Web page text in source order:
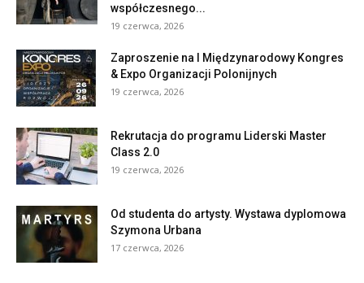
współczesnego...
19 czerwca, 2026
Zaproszenie na I Międzynarodowy Kongres
& Expo Organizacji Polonijnych
19 czerwca, 2026
Rekrutacja do programu Liderski Master
Class 2.0
19 czerwca, 2026
Od studenta do artysty. Wystawa dyplomowa
Szymona Urbana
17 czerwca, 2026